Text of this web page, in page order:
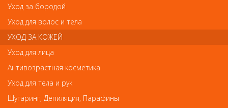
1 080р.-
Уход за бородой
Уход для волос и тела
УХОД ЗА КОЖЕЙ
Уход для лица
Антивозрастная косметика
Уход для тела и рук
Шугаринг, Депиляция, Парафины